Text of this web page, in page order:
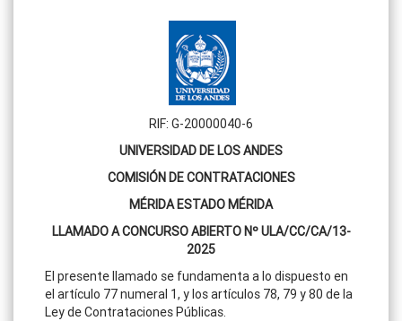
RIF: G-20000040-6
UNIVERSIDAD DE LOS ANDES
COMISIÓN DE CONTRATACIONES
MÉRIDA ESTADO MÉRIDA
LLAMADO A CONCURSO ABIERTO Nº ULA/CC/CA/13-
2025
El presente llamado se fundamenta a lo dispuesto en
el artículo 77 numeral 1, y los artículos 78, 79 y 80 de la
Ley de Contrataciones Públicas.